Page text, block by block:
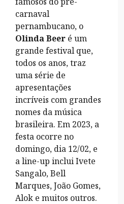
carnaval
pernambucano, o
Olinda Beer é um
grande festival que,
todos os anos, traz
uma série de
apresentações
incríveis com grandes
nomes da música
brasileira. Em 2023, a
festa ocorre no
domingo, dia 12/02, e
a line-up inclui Ivete
Sangalo, Bell
Marques, João Gomes,
Alok e muitos outros.